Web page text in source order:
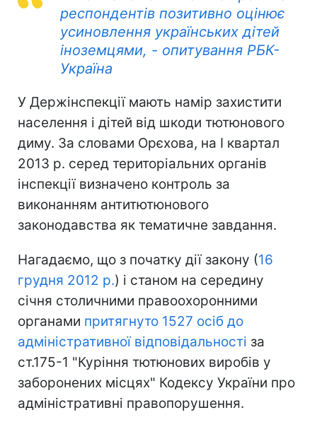
респондентів позитивно оцінює
усиновлення українських дітей
іноземцями, - опитування РБК-
Україна
У Держінспекції мають намір захистити
населення і дітей від шкоди тютюнового
диму. За словами Орєхова, на I квартал
2013 р. серед територіальних органів
інспекції визначено контроль за
виконанням антитютюнового
законодавства як тематичне завдання.
Нагадаємо, що з початку дії закону (16
грудня 2012 р.) і станом на середину
січня столичними правоохоронними
органами притягнуто 1527 осіб до
адміністративної відповідальності за
ст.175-1 "Куріння тютюнових виробів у
заборонених місцях" Кодексу України про
адміністративні правопорушення.